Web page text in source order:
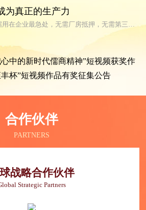
为真正的生产力
中的新时代儒商精神”短视频获奖作
杯”短视频作品有奖征集公告
合作伙伴
PARTNERS
战略合作伙伴
Strategic Partners